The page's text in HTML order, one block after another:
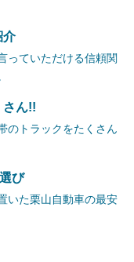
介
っていただける信頼関
さん!!
のトラックをたくさん
び
いた栗山自動車の最安